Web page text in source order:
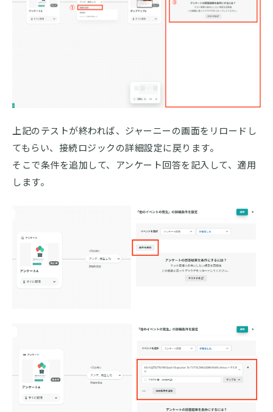
上記のテストが終われば、ジャーニーの画面をリロードし
てもらい、接続ロジックの詳細設定に戻ります。
そこで条件を追加して、アンケート回答を記入して、適用
します。